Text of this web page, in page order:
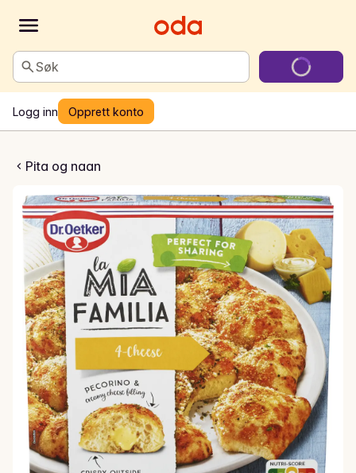
Søk
Logg inn Opprett konto
Pita og naan
4 Cheese